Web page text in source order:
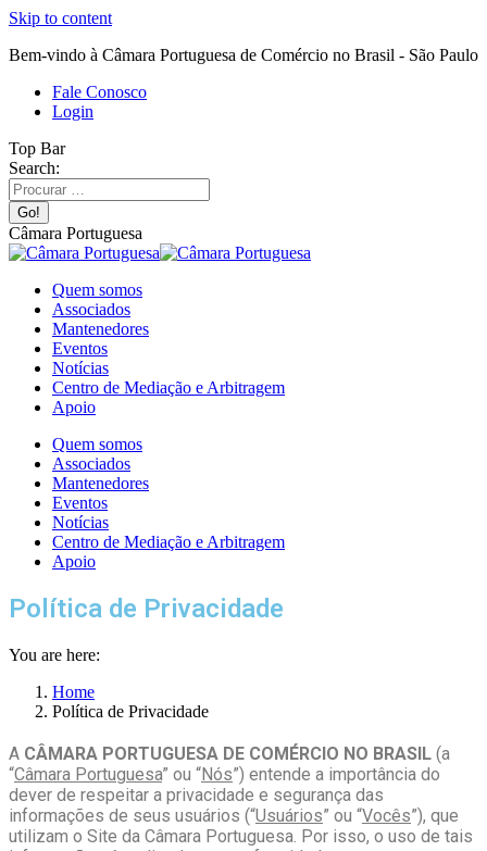
Skip to content
Bem-vindo à Câmara Portuguesa de Comércio no Brasil - São Paulo
Fale Conosco
Login
Top Bar
Search:
Câmara Portuguesa
Quem somos
Associados
Mantenedores
Eventos
Notícias
Centro de Mediação e Arbitragem
Apoio
Quem somos
Associados
Mantenedores
Eventos
Notícias
Centro de Mediação e Arbitragem
Apoio
Política de Privacidade
You are here:
Home
Política de Privacidade
A CÂMARA PORTUGUESA DE COMÉRCIO NO BRASIL (a
“Câmara Portuguesa” ou “Nós”) entende a importância do
dever de respeitar a privacidade e segurança das
informações de seus usuários (“Usuários” ou “Vocês”), que
utilizam o Site da Câmara Portuguesa. Por isso, o uso de tais